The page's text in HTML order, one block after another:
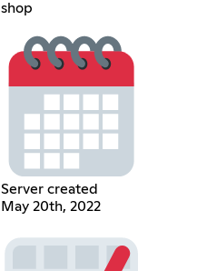
shop
Server created
May 20th, 2022